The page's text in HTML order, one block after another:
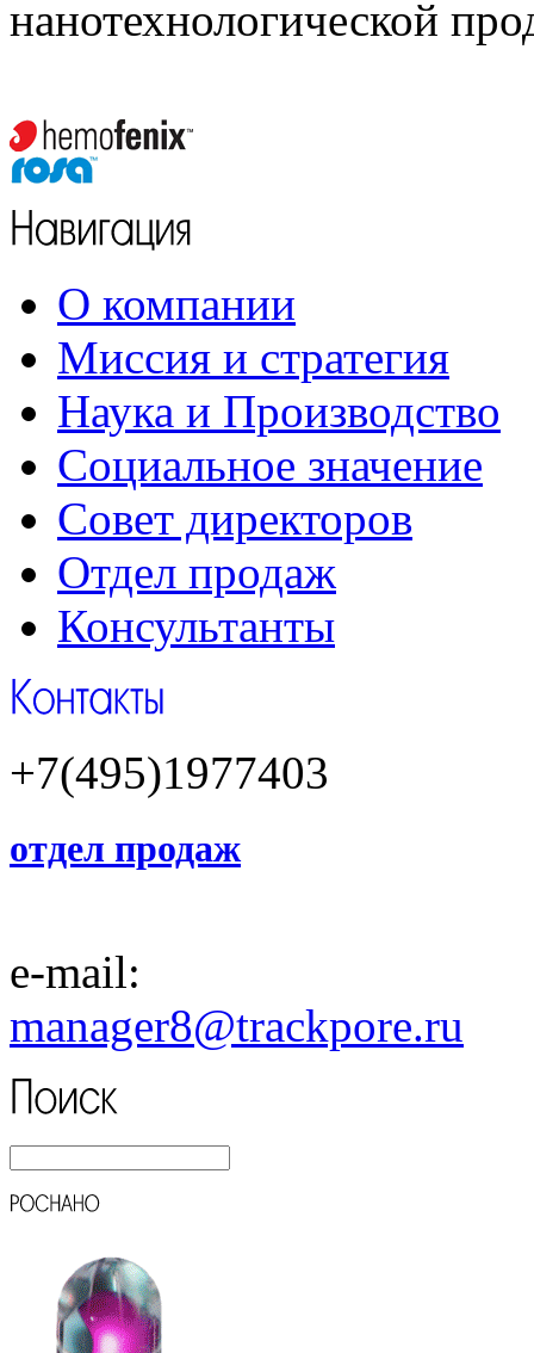
нанотехнологической
О компании
Миссия и стратегия
Наука и Производство
Социальное значение
Совет директоров
Отдел продаж
Консультанты
+7(495)1977403
отдел продаж
e-mail:
manager8@trackpore.ru